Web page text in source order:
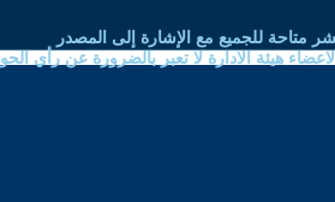
متاحة للجميع مع الإشارة إلى المصدر
هيئة الادارة لا تعبر بالضرورة عن رأي